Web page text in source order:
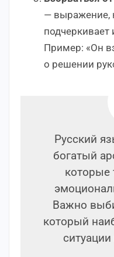
— выражение,
подчеркивает
Пример: «Он
о решении
Русский
богатый
которые
Важно
который